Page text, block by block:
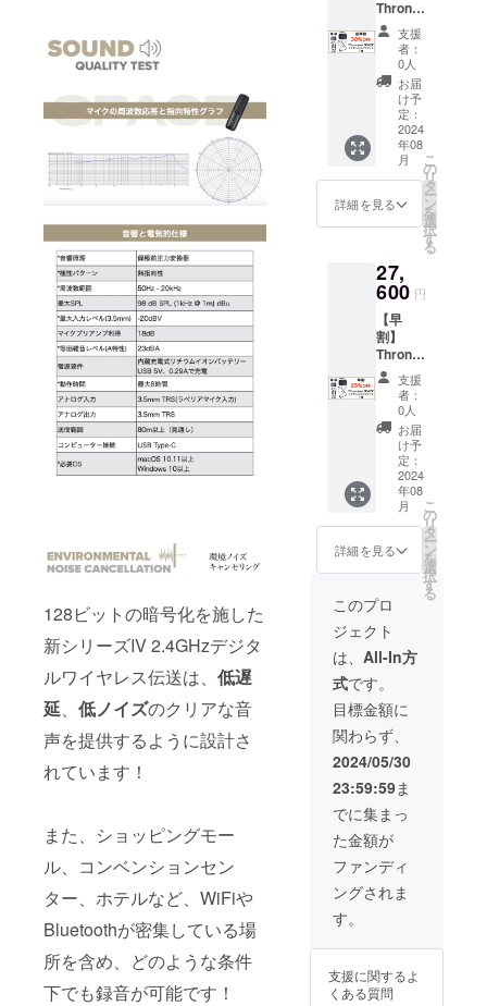
128ビットの暗号化を施した
新シリーズIV 2.4GHzデジタ
ルワイヤレス伝送は、 低遅
延、 低ノイズのクリアな音
声を提供するように設計さ
れています！
また、ショッピングモー
ル、コンベンションセン
ター、ホテルなど、WiFiや
Bluetoothが密集している場
所を含め、どのような条件
下でも録音が可能です！
送料込
み ・割
引率は
一般販
売予定
価格に
送料を
含む合
計金額
に対す
るもの
です。
ブラッ
クのみ
Thronm
ax
SPACE
ワイヤ
レスマ
イク
セット
x１点
・一般
販売予
定価格
￥36,80
0の
￥25,76
0 消
費税込
み、配
送料込
み ・割
引率は
一般販
売予定
価格に
送料を
含む合
計金額
に対す
るもの
です。
・ボ
ブラッ
です。
支援
者：
0人
お届
け予
定：
2024
年08
月
詳細を見る
こ
の
リ
タ
ー
ン
を
選
択
す
る
27,
600 円
【早
割】
Thronm
ax
SPACE
ワイヤ
レスマ
イク
セット
x１点
・一般
販売予
定価格
￥36,80
0の
Fで、
￥27,60
0 消
費税込
み、配
送料込
み ・割
引率は
一般販
売予定
価格に
送料を
含む合
計金額
に対す
るもの
です。
・ボ
ブラッ
です。
支援
者：
0人
お届
け予
定：
2024
年08
月
詳細を見る
こ
の
リ
タ
ー
ン
を
選
択
す
る
このプロ
ジェクト
は、 All-In方
式です。
目標金額に
関わらず、
2024/05/30
23:59:59ま
でに集まっ
た金額が
ファンディ
ングされま
す。
支援に関するよ
くある質問